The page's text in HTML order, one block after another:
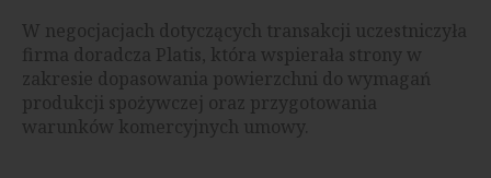
W negocjacjach dotyczących transakcji uczestniczyła
firma doradcza Platis, która wspierała strony w
zakresie dopasowania powierzchni do wymagań
produkcji spożywczej oraz przygotowania
warunków komercyjnych umowy.